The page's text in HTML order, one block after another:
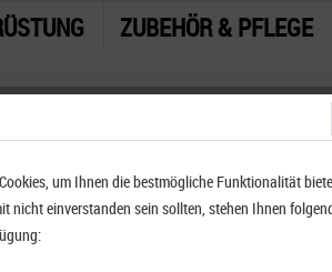
ZUBEHÖR & PFLEGE
um Ihnen die bestmögliche Funktionalität
nicht einverstanden sein sollten, stehen Ihnen